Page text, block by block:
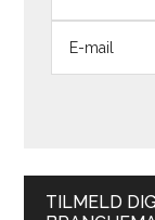
TILMELD